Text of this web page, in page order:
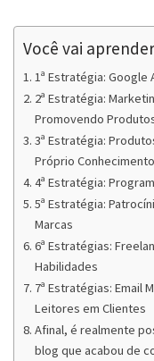
Você vai
1ª Estratégia: Google
2ª Estratégia:
Promovendo
3ª Estratégia:
Próprio Conhecimento
4ª Estratégia:
5ª Estratégia:
Marcas
6ª Estratégias:
Habilidades
7ª Estratégias: Email
Leitores em Clientes
Afinal, é realmente
blog que acabou de